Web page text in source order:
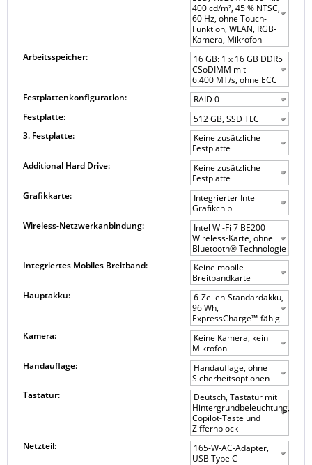
400 cd/m², 45 % NTSC,
60 Hz, ohne Touch-
Funktion, WLAN, RGB-
Kamera, Mikrofon
Arbeitsspeicher:
16 GB: 1 x 16 GB DDR5
CSoDIMM mit
6.400 MT/s, ohne ECC
Festplattenkonfiguration:
RAID 0
Festplatte:
512 GB, SSD TLC
3. Festplatte:
Keine zusätzliche
Festplatte
Additional Hard Drive:
Keine zusätzliche
Festplatte
Grafikkarte:
Integrierter Intel
Grafikchip
Wireless-Netzwerkanbindung:
Intel Wi-Fi 7 BE200
Wireless-Karte, ohne
Bluetooth® Technologie
Integriertes Mobiles Breitband:
Keine mobile
Breitbandkarte
Hauptakku:
6-Zellen-Standardakku,
96 Wh,
ExpressCharge™-fähig
Kamera:
Keine Kamera, kein
Mikrofon
Handauflage:
Handauflage, ohne
Sicherheitsoptionen
Tastatur:
Deutsch, Tastatur mit
Hintergrundbeleuchtung,
Copilot-Taste und
Ziffernblock
Netzteil:
165-W-AC-Adapter,
USB Type C